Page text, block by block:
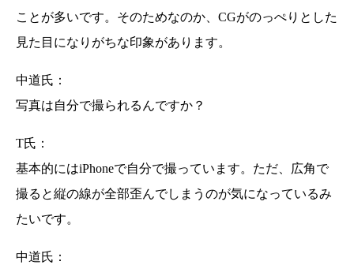
ことが多いです。そのためなのか、CGがのっぺりとした
見た目になりがちな印象があります。
中道氏：
写真は自分で撮られるんですか？
T氏：
基本的にはiPhoneで自分で撮っています。ただ、広角で
撮ると縦の線が全部歪んでしまうのが気になっているみ
たいです。
中道氏：